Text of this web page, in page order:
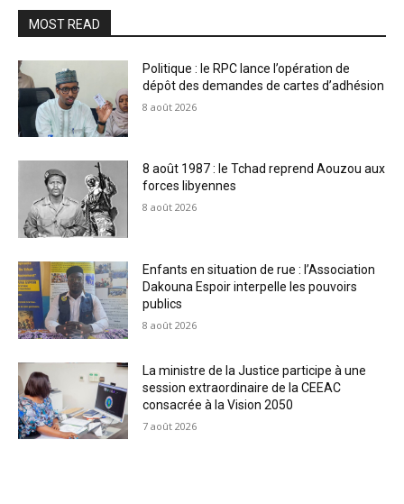
MOST READ
Politique : le RPC lance l’opération de
dépôt des demandes de cartes d’adhésion
8 août 2026
8 août 1987 : le Tchad reprend Aouzou aux
forces libyennes
8 août 2026
Enfants en situation de rue : l’Association
Dakouna Espoir interpelle les pouvoirs
publics
8 août 2026
La ministre de la Justice participe à une
session extraordinaire de la CEEAC
consacrée à la Vision 2050
7 août 2026